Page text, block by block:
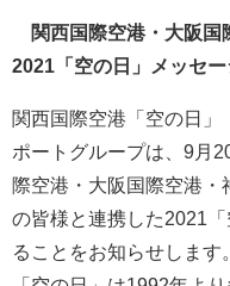
関西国際空港・大阪国
2021「空の日」メッセー
関西国際空港「空の日」
ポートグループは、9月
際空港・大阪国際空港
の皆様と連携した2021
ることをお知らせします。